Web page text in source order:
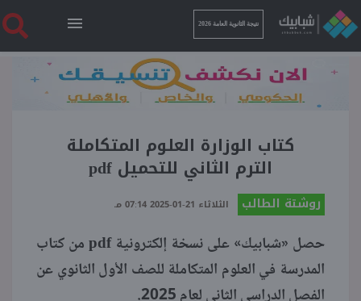
نتيجة الثانوية العامة 2026
الرئيسية
نتيجة الثانوية العامة 2026
فنجان قهوة
بوابة الطلبة
كتاب الوزارة العلوم المتكاملة
الترم الثاني للتحميل pdf
روشتة الطالب الثلاثاء 21-01-2025 07:14 مـ
حصل «شبابيك» على نسخة إلكترونيةpdfمن كتاب
المدرسة في العلوم المتكاملة للصف الأول الثانوي عن